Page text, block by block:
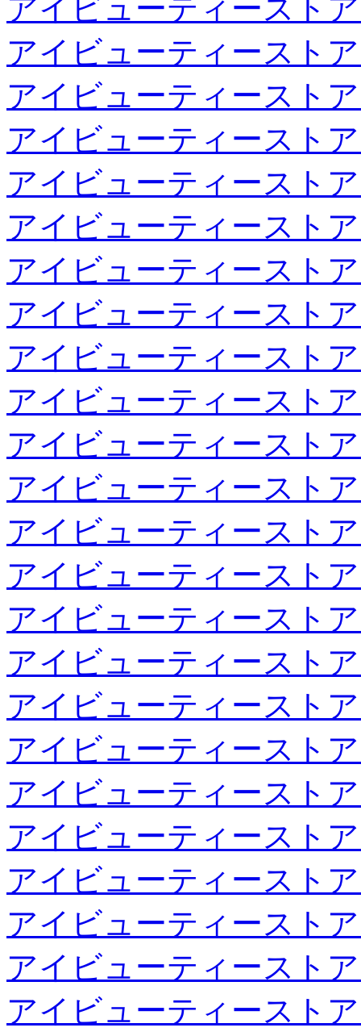
アイビューティースト
アイビューティースト
アイビューティースト
アイビューティースト
アイビューティースト
アイビューティースト
アイビューティースト
アイビューティースト
アイビューティースト
アイビューティースト
アイビューティースト
アイビューティースト
アイビューティースト
アイビューティースト
アイビューティースト
アイビューティースト
アイビューティースト
アイビューティースト
アイビューティースト
アイビューティースト
アイビューティースト
アイビューティースト
アイビューティースト
アイビューティースト